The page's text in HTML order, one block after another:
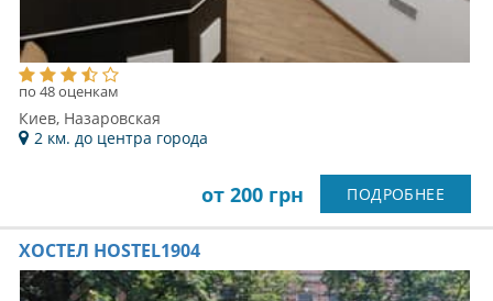
по 48 оценкам
Киев, Назаровская
2 км. до центра города
от 200 грн ПОДРОБНЕЕ
ХОСТЕЛ HOSTEL1904